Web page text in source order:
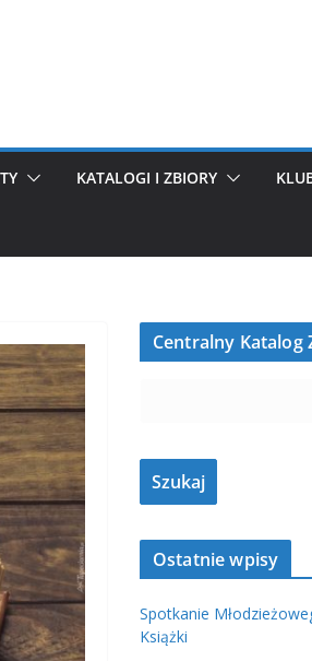
KATALOGI I ZBIORY
Centralny Katalog
Ostatnie wpisy
Spotkanie
Książki